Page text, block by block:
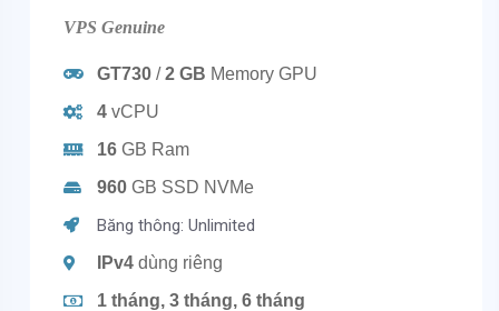
VPS Genuine
GT730/2 GB Memory GPU
4 vCPU
16 GB Ram
960GB SSD NVMe
Băng thông: Unlimited
IPv4dùng riêng
1 tháng, 3 tháng, 6 tháng